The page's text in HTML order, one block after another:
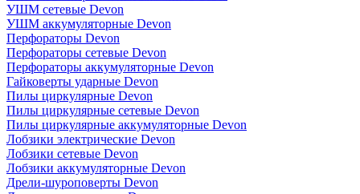
УШМ сетевые Devon
УШМ аккумуляторные Devon
Перфораторы Devon
Перфораторы сетевые Devon
Перфораторы аккумуляторные Devon
Гайковерты ударные Devon
Пилы циркулярные Devon
Пилы циркулярные сетевые Devon
Пилы циркулярные аккумуляторные Devon
Лобзики электрические Devon
Лобзики сетевые Devon
Лобзики аккумуляторные Devon
Дрели-шуроповерты Devon